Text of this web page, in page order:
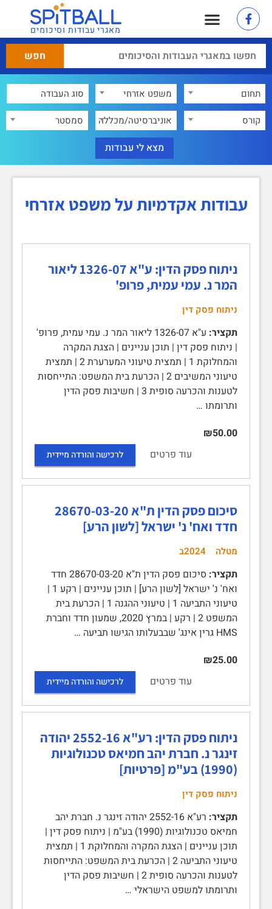
מאגרי עבודות וסיכומים
תחום
משפט אזרחי
קורס
אוניברסיטה/מכללה סמסטר
עבודות אקדמיות על משפט אזרחי
ניתוח פסק הדין: ע"א 1326-07 ליאור
המר נ. עמי עמית, פרופ'
ניתוח פסק דין
תקציר:
ע"א 1326-07 ליאור המר נ. עמי עמית, פרופ'
| ניתוח פסק דין | תוכן עניינים | הצגת המקרה
והמחלוקת 1 | תמצית טיעוני המערערת 2 | תמצית
טיעוני המשיבים 2 | הכרעת בית המשפט: התייחסות
לטענות והכרעה סופית 3 | חשיבות פסק הדין
ותרומתו …
₪50.00
עוד פרטים
לרכישה והורדה מיידית
סיכום פסק הדין ת"א 28670-03-20
חדד ואח' נ' ישראל [לשון הרע]
מטלה 2024ב
תקציר:
סיכום פסק הדין ת"א 28670-03-20 חדד
ואח' נ' ישראל [לשון הרע] | תוכן עניינים | רקע 1 |
טיעוני התביעה 1 | טיעוני ההגנה 1 | הכרעת בית
המשפט 2 | רקע | במרץ 2020, שמעון חדד וחברת
HMS גרין אינג' שבבעלותו הגישו תביעה …
₪25.00
עוד פרטים
לרכישה והורדה מיידית
ניתוח פסק הדין: רע"א 2552-16 יהודה
זינגר נ. חברת יהב חמיאס טכנולוגיות
(1990) בע"מ [פרטיות]
ניתוח פסק דין
תקציר:
רע"א 2552-16 יהודה זינגר נ. חברת יהב
חמיאס טכנולוגיות (1990) בע"מ | ניתוח פסק דין |
תוכן עניינים | הצגת המקרה והמחלוקת 1 | תמצית
טיעוני התביעה 2 | הכרעת בית המשפט: התייחסות
לטענות והכרעה סופית 2 | חשיבות פסק הדין
ותרומתו למשפט הישראלי …